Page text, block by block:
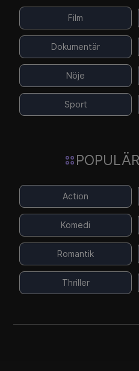
Film
Dokumentär
Nöje
Sport
Action
Komedi
Romantik
Thriller